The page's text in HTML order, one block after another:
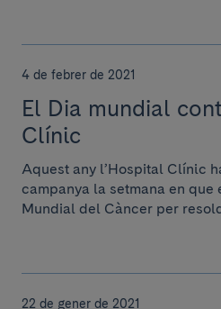
4 de febrer de 2021
El Dia mundial
Clínic
Aquest any l’Hospital Clínic
campanya la setmana en que
Mundial del Càncer per
22 de gener de 2021